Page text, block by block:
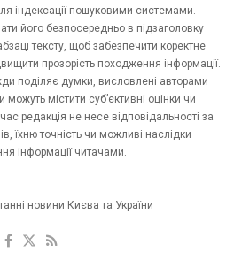
індексації пошуковими системами.
його безпосередньо в підзаголовку
тексту, щоб забезпечити коректне
прозорість походження інформації.
поділяє думки, висловлені авторами
можуть містити суб’єктивні оцінки чи
редакція не несе відповідальності за
їхню точність чи можливі наслідки
інформації читачами.
новини Києва та України